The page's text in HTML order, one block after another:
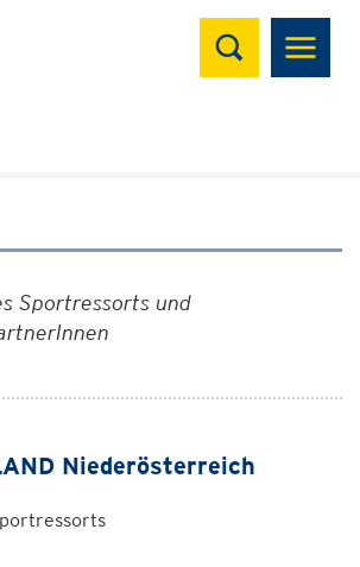
Suchen
Sportressorts und
Niederösterreich